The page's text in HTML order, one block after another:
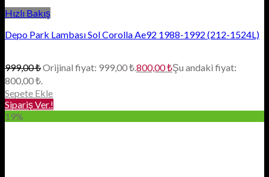
Hızlı Bakış
Depo Park Lambası Sol Corolla Ae92 1988-1992 (212-1524L)
999,00₺Orijinal fiyat: 999,00 ₺.800,00₺Şu andaki fiyat:
800,00 ₺.
Sepete Ekle
Sipariş Ver.!
19%